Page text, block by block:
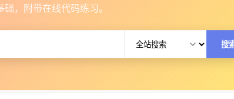
，附带在线代码练习。
搜